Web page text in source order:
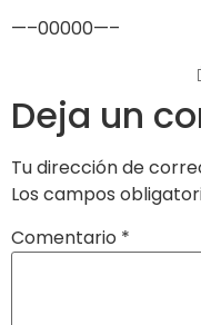
—–00000—–
Deja un
Tu dirección de
Los campos
Comentario *